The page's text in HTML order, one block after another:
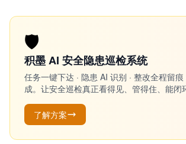
🛡️
积墨 AI 安全隐患巡检系统
任务一键下达 · 隐患 AI 识别 · 整改全程留痕
成。让安全巡检真正看得见、管得住、能闭
了解方案